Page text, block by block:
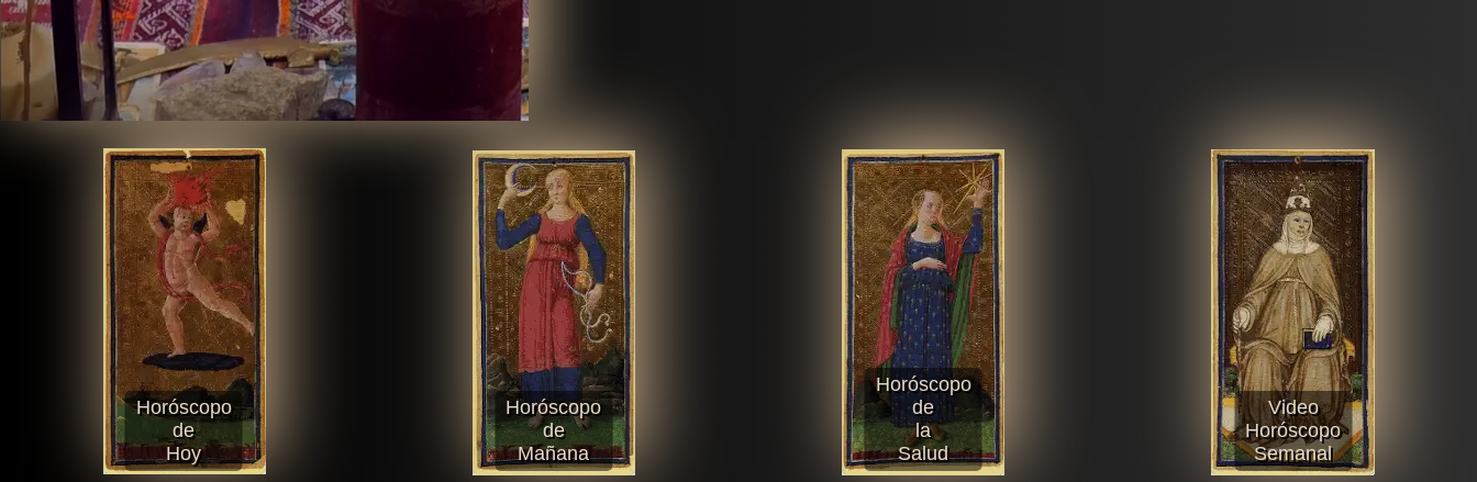
Horóscopo
de
Hoy
Horóscopo
de
Mañana
Horóscopo
de
la
Salud
Video
Horóscopo
Semanal